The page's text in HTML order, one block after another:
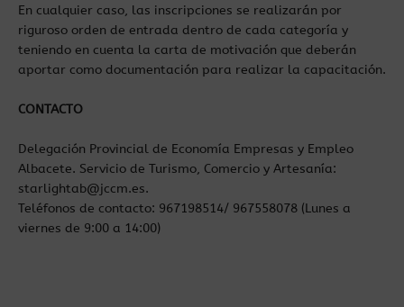
En cualquier caso, las inscripciones se realizarán por
riguroso orden de entrada dentro de cada categoría y
teniendo en cuenta la carta de motivación que deberán
aportar como documentación para realizar la capacitación.
CONTACTO
Delegación Provincial de Economía Empresas y Empleo
Albacete. Servicio de Turismo, Comercio y Artesanía:
starlightab@jccm.es.
Teléfonos de contacto: 967198514/ 967558078 (Lunes a
viernes de 9:00 a 14:00)